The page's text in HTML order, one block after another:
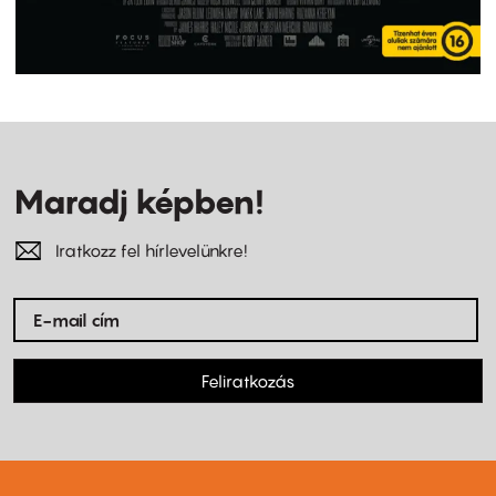
Maradj képben!
Iratkozz fel hírlevelünkre!
Feliratkozás